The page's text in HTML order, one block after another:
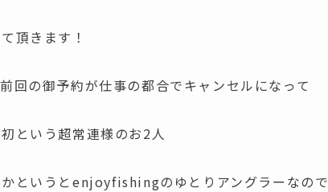
頂きます！
回の御予約が仕事の都合でキャンセルになって
という超常連様のお2人
かというとenjoyfishingのゆとりアングラーなので